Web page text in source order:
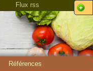
Flux rss
Références